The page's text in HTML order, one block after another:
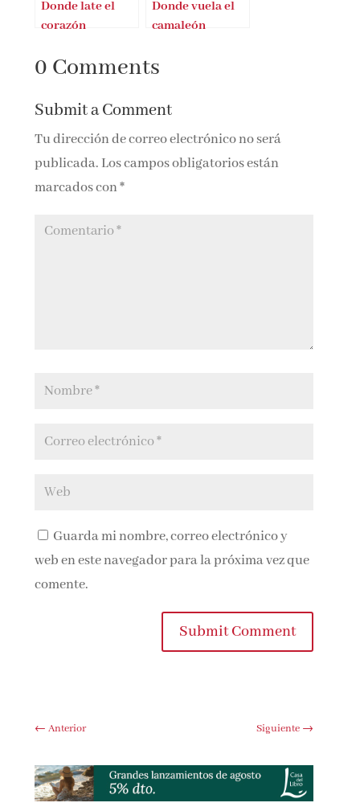
Donde late el
corazón
Donde vuela el
camaleón
0 Comments
Submit a Comment
Tu dirección de correo electrónico no será
publicada. Los campos obligatorios están
marcados con*
Guarda mi nombre, correo electrónico y
web en este navegador para la próxima vez que
comente.
Submit Comment
←Anterior Siguiente→